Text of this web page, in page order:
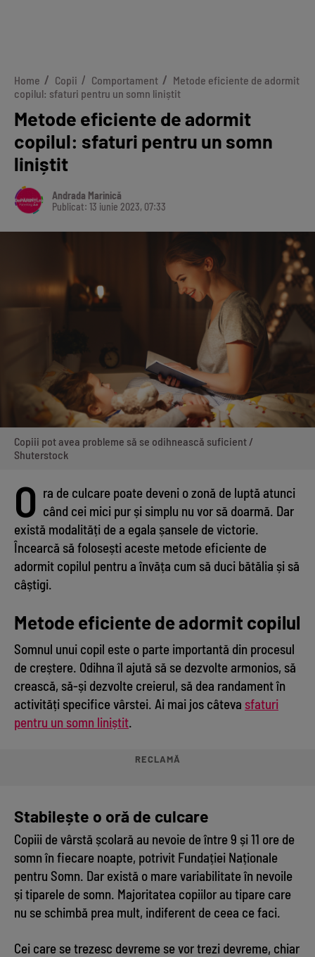
Home Copii Comportament
Metode eficiente de adormit
copilul: sfaturi pentru un somn liniștit
Metode eficiente de adormit
copilul: sfaturi pentru un somn
liniștit
Andrada Marinică
Publicat: 13 iunie 2023, 07:33
Copiii pot avea probleme să se odihnească suficient /
Shuterstock
O ra de culcare poate deveni o zonă de luptă atunci
când cei mici pur și simplu nu vor să doarmă. Dar
există modalități de a egala șansele de victorie.
Încearcă să folosești aceste metode eficiente de
adormit copilul pentru a învăța cum să duci bătălia și să
câștigi.
Metode eficiente de adormit copilul
Somnul unui copil este o parte importantă din procesul
de creștere. Odihna îl ajută să se dezvolte armonios, să
crească, să-și dezvolte creierul, să dea randament în
activități specifice vârstei. Ai mai jos câteva sfaturi
pentru un somn liniștit.
RECLAMĂ
Stabilește o oră de culcare
Copiii de vârstă școlară au nevoie de între 9 și 11 ore de
somn în fiecare noapte, potrivit Fundației Naționale
pentru Somn. Dar există o mare variabilitate în nevoile
și tiparele de somn. Majoritatea copiilor au tipare care
nu se schimbă prea mult, indiferent de ceea ce faci.
Cei care se trezesc devreme se vor trezi devreme, chiar